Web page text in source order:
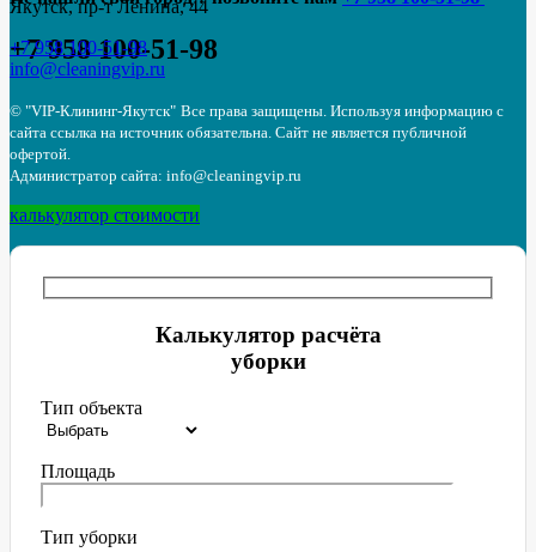
+7 958 100-51-98
Якутск, пр-т Ленина, 44
+7 958 100-51-98
info@cleaningvip.ru
© "VIP-Клининг-Якутск" Все права защищены. Используя информацию с
сайта ссылка на источник обязательна. Сайт не является публичной
офертой.
Администратор сайта: info@cleaningvip.ru
калькулятор стоимости
Калькулятор расчёта
уборки
Тип объекта
Площадь
Тип уборки